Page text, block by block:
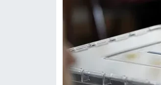
SOSYAL MEDYA